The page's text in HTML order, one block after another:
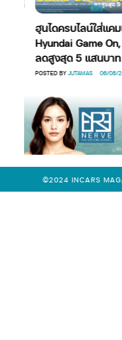
ฮุนไดครบไลน์ใส่แคม
Hyundai Game On,
ลดสูงสุด 5 แสนบาท
POSTED BYJUTAMAS 06/08/
©2024 INCARS